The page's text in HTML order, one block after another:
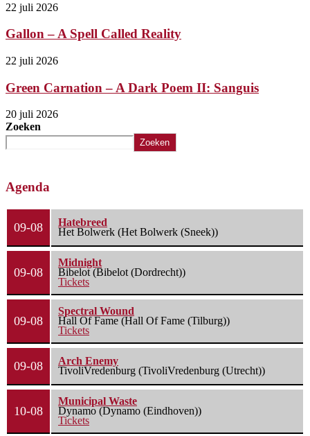
22 juli 2026
Gallon – A Spell Called Reality
22 juli 2026
Green Carnation – A Dark Poem II: Sanguis
20 juli 2026
Zoeken
Zoeken
Agenda
09-08
Hatebreed
Het Bolwerk (Het Bolwerk (Sneek))
09-08
Midnight
Bibelot (Bibelot (Dordrecht))
Tickets
09-08
Spectral Wound
Hall Of Fame (Hall Of Fame (Tilburg))
Tickets
09-08
Arch Enemy
TivoliVredenburg (TivoliVredenburg (Utrecht))
10-08
Municipal Waste
Dynamo (Dynamo (Eindhoven))
Tickets